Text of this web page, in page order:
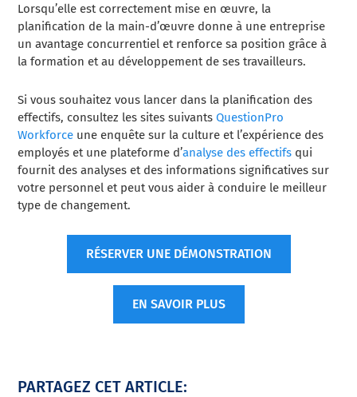
Lorsqu’elle est correctement mise en œuvre, la
planification de la main-d’œuvre donne à une entreprise
un avantage concurrentiel et renforce sa position grâce à
la formation et au développement de ses travailleurs.
Si vous souhaitez vous lancer dans la planification des
effectifs, consultez les sites suivantsQuestionPro
Workforce une enquête sur la culture et l’expérience des
employés et une plateforme d’analyse des effectifs qui
fournit des analyses et des informations significatives sur
votre personnel et peut vous aider à conduire le meilleur
type de changement.
RÉSERVER UNE DÉMONSTRATION
EN SAVOIR PLUS
PARTAGEZ CET ARTICLE: